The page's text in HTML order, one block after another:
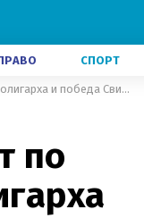
СПОРТ
Главные новости 5 июля: Комитет по Лозовому, загадочная смерть олигарха и победа Свитолиной
по